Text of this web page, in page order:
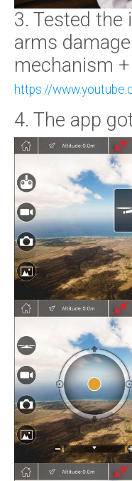
3. Tested the
arms
mechanism
https://
4. The app